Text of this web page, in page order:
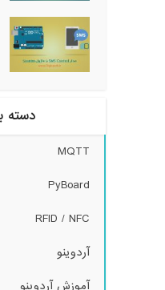
دسته
MQTT
PyBoard
RFID / NFC
آردوینو
آموزش آردوینو